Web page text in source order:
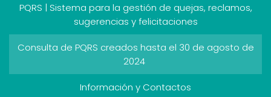
PQRS | Sistema para la gestión de quejas, reclamos,
sugerencias y felicitaciones
Consulta de PQRS creados hasta el 30 de agosto de
2024
Información y Contactos